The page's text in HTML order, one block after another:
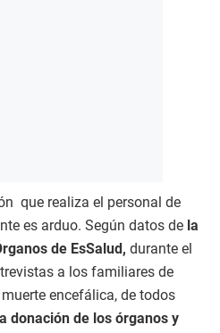
que realiza el personal de
es arduo. Según datos de la
de EsSalud, durante el
a los familiares de
encefálica, de todos
donación de los órganos y